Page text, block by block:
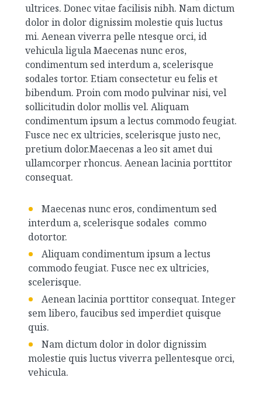
ultrices. Donec vitae facilisis nibh. Nam dictum
dolor in dolor dignissim molestie quis luctus
mi. Aenean viverra pelle ntesque orci, id
vehicula ligula Maecenas nunc eros,
condimentum sed interdum a, scelerisque
sodales tortor. Etiam consectetur eu felis et
bibendum. Proin com modo pulvinar nisi, vel
sollicitudin dolor mollis vel. Aliquam
condimentum ipsum a lectus commodo feugiat.
Fusce nec ex ultricies, scelerisque justo nec,
pretium dolor.Maecenas a leo sit amet dui
ullamcorper rhoncus. Aenean lacinia porttitor
consequat.
Maecenas nunc eros, condimentum sed
interdum a, scelerisque sodales commo
dotortor.
Aliquam condimentum ipsum a lectus
commodo feugiat. Fusce nec ex ultricies,
scelerisque.
Aenean lacinia porttitor consequat. Integer
sem libero, faucibus sed imperdiet quisque
quis.
Nam dictum dolor in dolor dignissim
molestie quis luctus viverra pellentesque orci,
vehicula.